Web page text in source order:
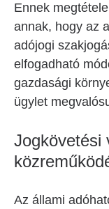
Ennek
annak, hogy az
adójogi
elfogadható
gazdasági
ügylet
Jogkövetési
Az állami